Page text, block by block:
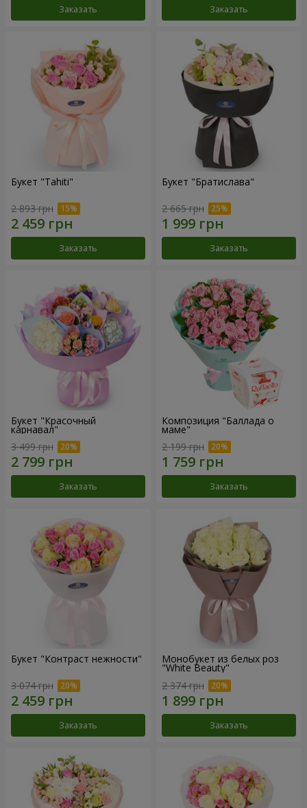
Заказать Заказать
Букет "Tahiti"
2 893 грн
Заказать
Букет "Братислава"
2 665 грн
Заказать
Букет "Красочный
карнавал"
3 499 грн
Заказать
Композиция "Баллада о
маме"
2 199 грн
Заказать
Букет "Контраст нежности"
3 074 грн
Заказать
Монобукет из белых роз
"White Beauty"
2 374 грн
Заказать